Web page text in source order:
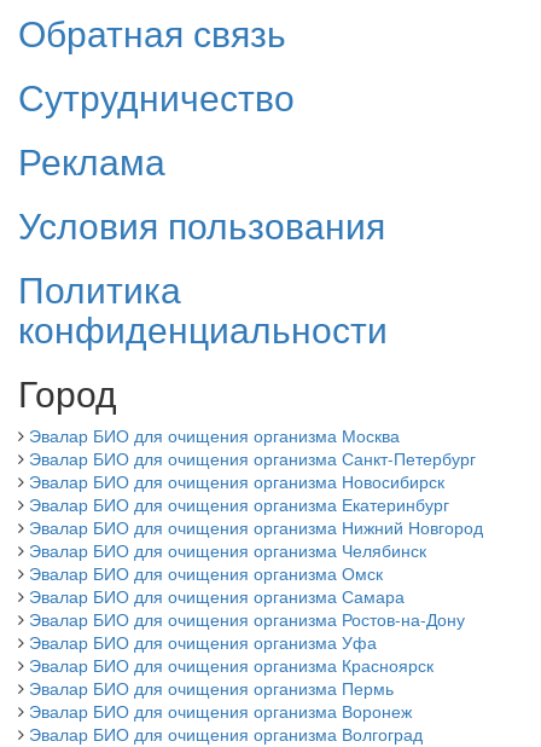
Обратная связь
Сутрудничество
Реклама
Условия пользования
Политика
конфиденциальности
Город
Эвалар БИО для очищения организма Москва
Эвалар БИО для очищения организма Санкт-Петербург
Эвалар БИО для очищения организма Новосибирск
Эвалар БИО для очищения организма Екатеринбург
Эвалар БИО для очищения организма Нижний Новгород
Эвалар БИО для очищения организма Челябинск
Эвалар БИО для очищения организма Омск
Эвалар БИО для очищения организма Самара
Эвалар БИО для очищения организма Ростов-на-Дону
Эвалар БИО для очищения организма Уфа
Эвалар БИО для очищения организма Красноярск
Эвалар БИО для очищения организма Пермь
Эвалар БИО для очищения организма Воронеж
Эвалар БИО для очищения организма Волгоград